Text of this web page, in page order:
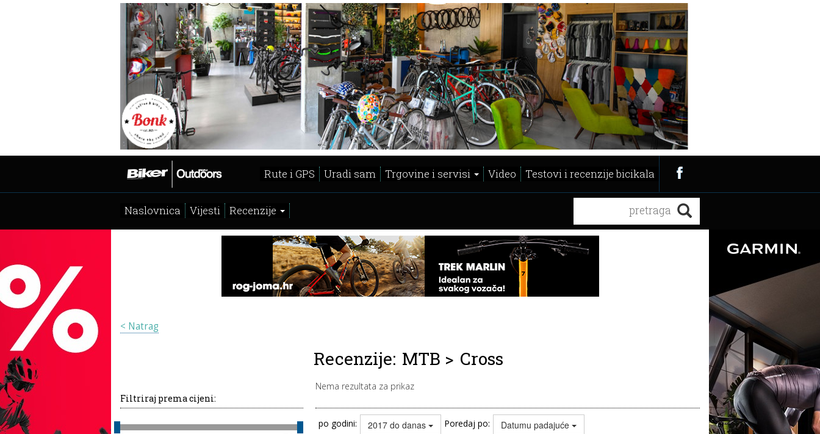
Rute i GPS Uradi sam Trgovine i servisi Video Testovi i recenzije bicikala
Naslovnica Vijesti Recenzije
< Natrag
Recenzije: MTB > Cross
Nema rezultata za prikaz
Filtriraj prema cijeni:
po godini: 2017 do danas Poredaj po: Datumu padajuće